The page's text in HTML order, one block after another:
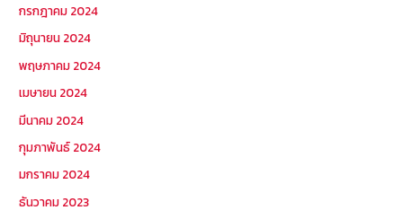
กรกฎาคม 2024
มิถุนายน 2024
พฤษภาคม 2024
เมษายน 2024
มีนาคม 2024
กุมภาพันธ์ 2024
มกราคม 2024
ธันวาคม 2023